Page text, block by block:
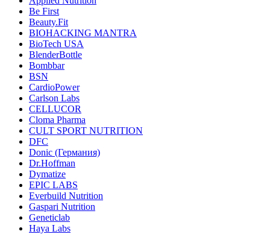
Be First
Beauty.Fit
BIOHACKING MANTRA
BioTech USA
BlenderBottle
Bombbar
BSN
CardioPower
Carlson Labs
CELLUCOR
Cloma Pharma
CULT SPORT NUTRITION
DFC
Donic (Германия)
Dr.Hoffman
Dymatize
EPIC LABS
Everbuild Nutrition
Gaspari Nutrition
Geneticlab
Haya Labs